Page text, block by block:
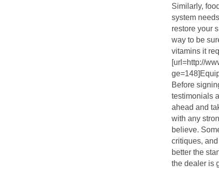
Similarly,
system
restore your
way to be
vitamins it
[url=http://
Before
testimonials
ahead and
with any
believe.
critiques,
better the
the dealer is